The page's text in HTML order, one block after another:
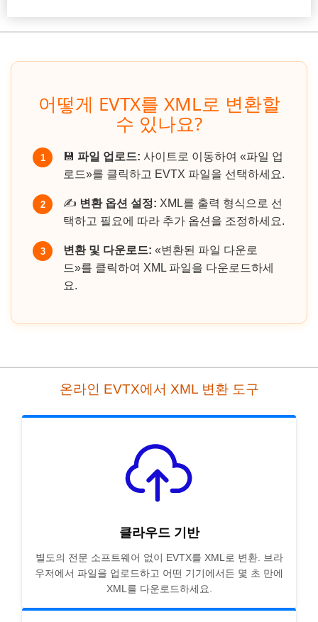
어떻게 EVTX를 XML로 변환할
수 있나요?
1 💾 파일 업로드: 사이트로 이동하여 «파일 업
로드»를 클릭하고 EVTX 파일을 선택하세요.
2 ✍️ 변환 옵션 설정: XML를 출력 형식으로 선
택하고 필요에 따라 추가 옵션을 조정하세요.
3 변환 및 다운로드: «변환된 파일 다운로
드»를 클릭하여 XML 파일을 다운로드하세
요.
온라인 EVTX에서 XML 변환 도구
클라우드 기반
별도의 전문 소프트웨어 없이 EVTX를 XML로 변환. 브라
우저에서 파일을 업로드하고 어떤 기기에서든 몇 초 만에
XML를 다운로드하세요.